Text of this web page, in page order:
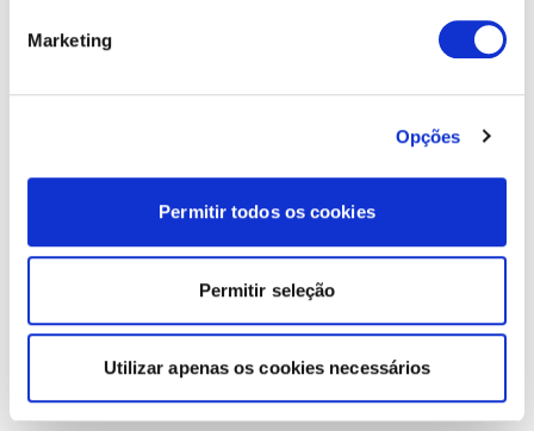
Marketing
Opções
Permitir todos os cookies
Permitir seleção
Utilizar apenas os cookies necessários